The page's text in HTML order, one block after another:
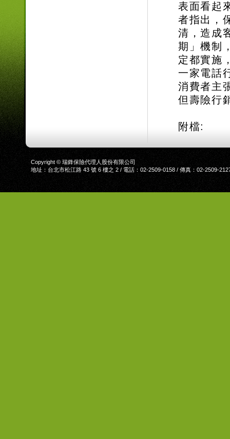
表面看起
者指出，
清，造成
期」機制
定都實施
一家電話
消費者主
但壽險行
附檔:
Copyright © 瑞鋒保險代理人股份有限公司
地址：台北市松江路 43 號 6 樓之 2 / 電話：02-2509-0158 / 傳真：02-2509-